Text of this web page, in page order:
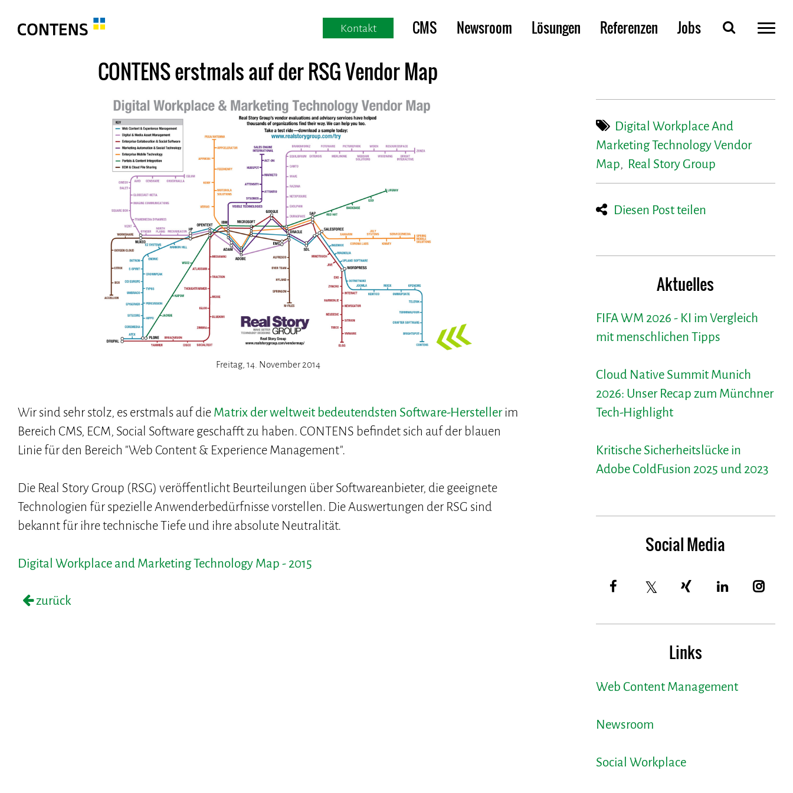
Kontakt CMS Newsroom Lösungen Referenzen Jobs
CONTENS erstmals auf der RSG Vendor Map
Freitag, 14. November 2014
Wir sind sehr stolz, es erstmals auf dieMatrix der weltweit bedeutendsten Software-Herstellerim
Bereich CMS, ECM, Social Software geschafft zu haben. CONTENS befindet sich auf der blauen
Linie für den Bereich "Web Content & Experience Management".
Die Real Story Group (RSG) veröffentlicht Beurteilungen über Softwareanbieter, die geeignete
Technologien für spezielle Anwenderbedürfnisse vorstellen. Die Auswertungen der RSG sind
bekannt für ihre technische Tiefe und ihre absolute Neutralität.
Digital Workplace and Marketing Technology Map - 2015
zurück
Digital Workplace And
Marketing Technology Vendor
Map, Real Story Group
Diesen Post teilen
Aktuelles
FIFA WM 2026 - KI im Vergleich
mit menschlichen Tipps
Cloud Native Summit Munich
2026: Unser Recap zum Münchner
Tech-Highlight
Kritische Sicherheitslücke in
Adobe ColdFusion 2025 und 2023
Social Media
Links
Web Content Management
Newsroom
Social Workplace